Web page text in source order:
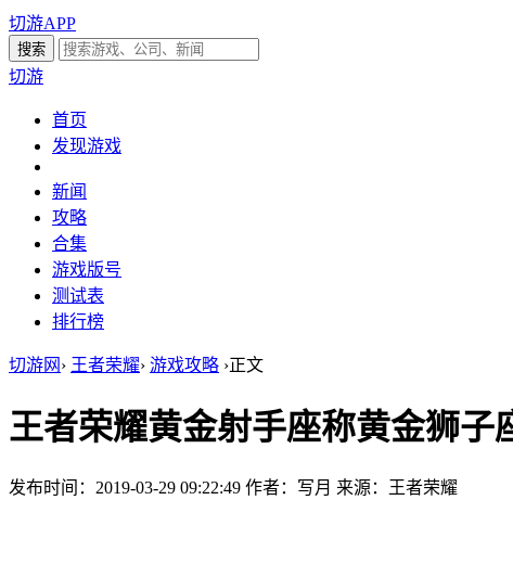
切游APP
切游
首页
发现游戏
新闻
攻略
合集
游戏版号
测试表
排行榜
切游网 › 王者荣耀› 游戏攻略 ›正文
王者荣耀黄金射手座称黄金狮子
发布时间：2019-03-29 09:22:49 作者：写月 来源：王者荣耀